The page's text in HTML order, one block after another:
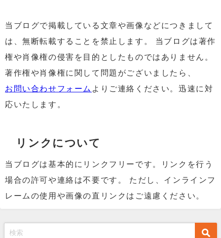
当ブログで掲載している文章や画像などにつきまして
は、無断転載することを禁止します。 当ブログは著作
権や肖像権の侵害を目的としたものではありません。
著作権や肖像権に関して問題がございましたら、
お問い合わせフォーム よりご連絡ください。迅速に対
応いたします。
リンクについて
当ブログは基本的にリンクフリーです。リンクを行う
場合の許可や連絡は不要です。 ただし、インラインフ
レームの使用や画像の直リンクはご遠慮ください。